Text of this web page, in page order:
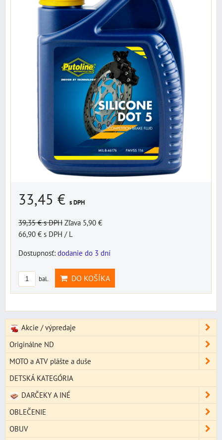
33,45 € s DPH
39,35 €s DPH Zľava 5,90 €
66,90 € s DPH / L
Dostupnosť: dodanie do 3 dní
bal. DO KOŠÍKA
Akcie / výpredaje
Originálne ND
MOTO a ATV plášte a duše
DETSKÁ KATEGÓRIA
DARČEKY A INÉ
OBLEČENIE
OBUV